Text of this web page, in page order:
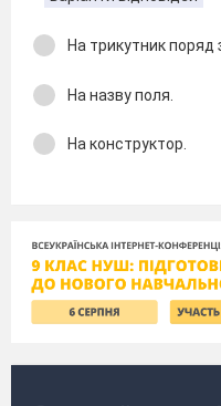
На трикутник поряд
На назву поля.
На конструктор.